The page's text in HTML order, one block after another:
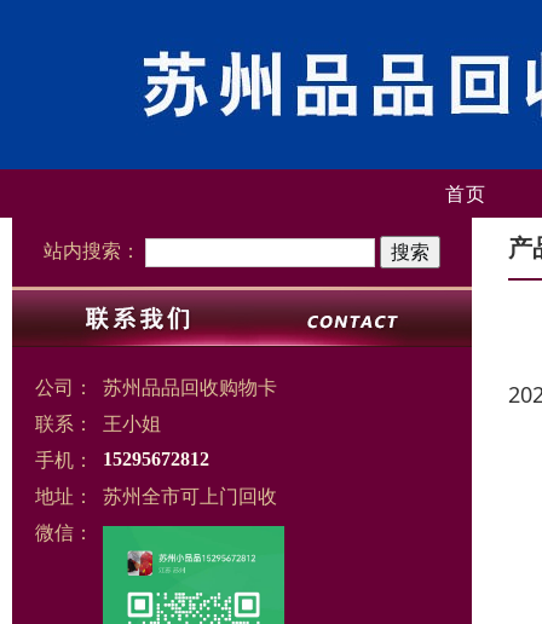
首页
站内搜索：
公司：
苏州品品回收购物卡
联系：
王小姐
手机：
15295672812
地址：
苏州全市可上门回收
微信：
产